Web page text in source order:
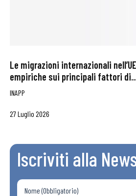
Le migrazioni internazionali
empiriche sui principali fattori
INAPP
27 Luglio 2026
Iscriviti alla